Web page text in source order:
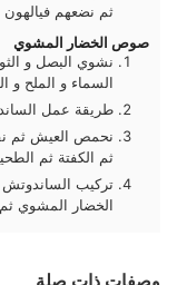
ثم نضعهم فيالهون
صوص الخضار المشوي
نشوي البصل و
السماء و الملح و
طريقة عمل
نحمص العيش ثم
ثم الكفتة ثم
تركيب
الخضار المشوي ثم